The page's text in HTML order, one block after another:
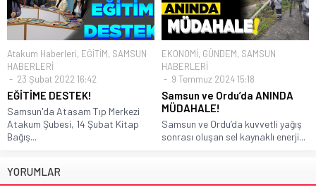
Atakum Haberleri, EĞİTİM, SAMSUN
HABERLERİ
23 Şubat 2022 16:42
EĞİTİME DESTEK!
Samsun'da Atasam Tıp Merkezi
Atakum Şubesi, 14 Şubat Kitap
Bağış...
EKONOMİ, GÜNDEM, SAMSUN
HABERLERİ
9 Temmuz 2024 15:18
Samsun ve Ordu’da ANINDA
MÜDAHALE!
Samsun ve Ordu’da kuvvetli yağış
sonrası oluşan sel kaynaklı enerji...
YORUMLAR